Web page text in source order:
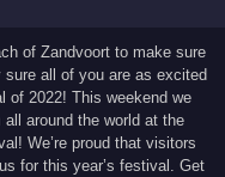
of Zandvoort to make sure
sure all of you are as excited
of 2022! This weekend we
around the world at the
We’re proud that visitors
for this year’s festival. Get